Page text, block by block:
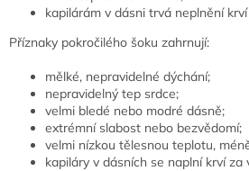
kapilárám v dásni trvá neplnění
Příznaky pokročilého šoku zahrnují:
mělké, nepravidelné dýchání;
nepravidelný tep srdce;
velmi bledé nebo modré dásně;
extrémní slabost nebo bezvědomí;
velmi nízkou tělesnou teplotu,
kapiláry v dásních se naplní krví za